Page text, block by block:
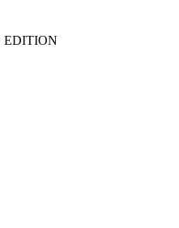
EDITION